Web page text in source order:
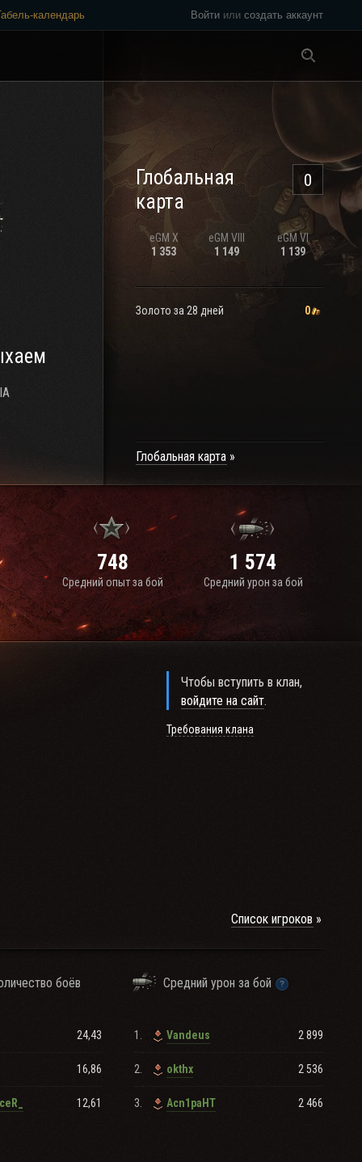
Войти или создать аккаунт
календарь
0
Глобальная
карта
eGM X
1 353
eGM VIII
1 149
eGM VI
1 139
Золото за 28 дней 0
Глобальная карта
748
Средний опыт за бой
1 574
Средний урон за бой
Чтобы вступить в клан,
войдите на сайт.
Требования клана
Список игроков
боёв Средний урон за бой
24,43
16,86
12,61
1. Vandeus 2 899
2. okthx 2 536
3. Acn1paHT 2 466